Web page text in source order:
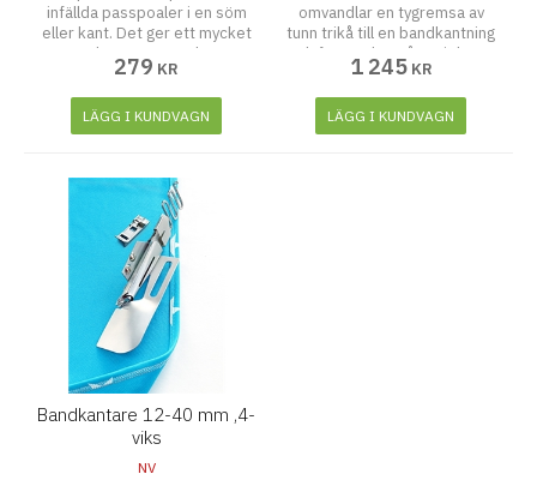
infällda passpoaler i en söm
eller kant. Det ger ett mycket
arbetat utseende.
279 KR
LÄGG I KUNDVAGN
omvandlar en tygremsa av
tunn trikå till en bandkantning
och fäster den på projektets
kanter i ett steg.
1 245 KR
LÄGG I KUNDVAGN
Bandkantare 12-40 mm ,4-
viks
NV